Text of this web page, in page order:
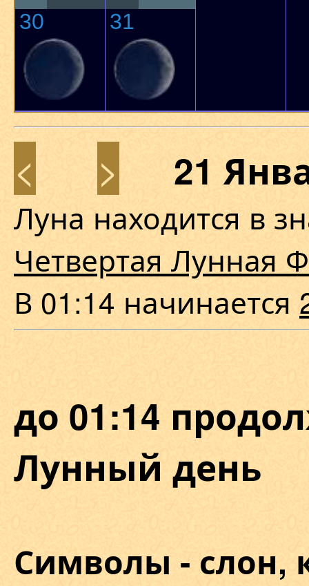
30
31
< > 21
Луна находится в
Четвертая Лунная
В 01:14 начинается
до 01:14
Лунный день
Символы - слон,